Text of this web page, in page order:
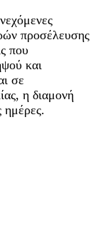
προσέλευσης
που
και
σε
η διαμονή
ημέρες.